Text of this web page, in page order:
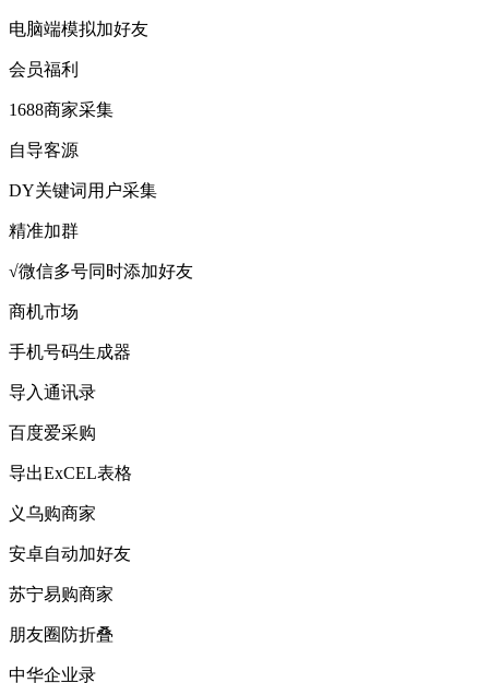
电脑端模拟加好友
会员福利
1688商家采集
自导客源
DY关键词用户采集
精准加群
√微信多号同时添加好友
商机市场
手机号码生成器
导入通讯录
百度爱采购
导出ExCEL表格
义乌购商家
安卓自动加好友
苏宁易购商家
朋友圈防折叠
中华企业录